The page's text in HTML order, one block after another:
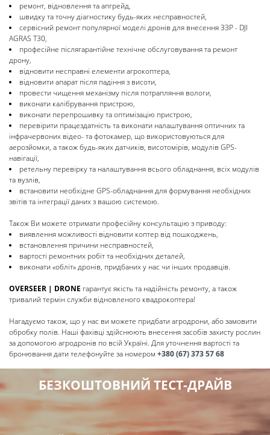
ремонт, відновлення та апгрейд,
швидку та точну діагностику будь-яких несправностей,
сервісний ремонт популярної моделі дронів для внесення ЗЗР - DJI
AGRAS T30,
професійне післягарантійне технічне обслуговування та ремонт
дрону,
відновити несправні елементи агрокоптера,
відновити апарат після падіння з висоти,
провести чищення механізму після потрапляння вологи,
виконати калібрування пристрою,
виконати перепрошивку та оптимізацію пристрою,
перевірити працездатність та виконати налаштування оптичних та
інфрачервоних відео- та фотокамер, що використовуються для
аерозйомки, а також будь-яких датчиків, висотомірів, модулів GPS-
навігації,
ретельну перевірку та налаштування всього обладнання, всіх модулів
та вузлів,
встановити необхідне GPS-обладнання для формування необхідних
звітів та інтеграції даних з вашою системою.
Також Ви можете отримати професійну консультацію з приводу:
виявлення можливості відновити коптер від пошкоджень,
встановлення причини несправностей,
вартості ремонтних робіт та необхідних деталей,
виконати «обліт» дронів, придбаних у нас чи інших продавців.
OVERSEER | DRONE гарантує якість та надійність ремонту, а також
тривалий термін служби відновленого квадрокоптера!
Нагадуємо також, що у нас ви можете придбати агродрони, або замовити
обробку полів. Наші фахівці здійснюють внесення засобів захисту рослин
за допомогою агродронів по всій Україні. Для уточнення вартості та
бронювання дати телефонуйте за номером +380 (67) 373 57 68
БЕЗКОШТОВНИЙ ТЕСТ-ДРАЙВ